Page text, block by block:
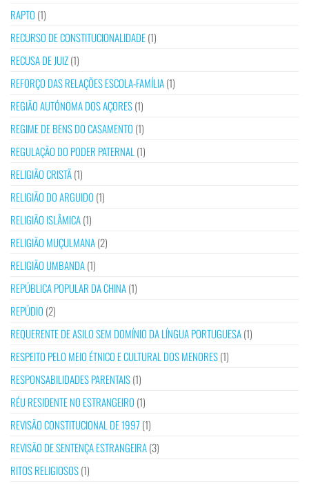
RAPTO (1)
RECURSO DE CONSTITUCIONALIDADE(1)
RECUSA DE JUIZ(1)
REFORÇO DAS RELAÇÕES ESCOLA-FAMÍLIA(1)
REGIÃO AUTÓNOMA DOS AÇORES(1)
REGIME DE BENS DO CASAMENTO (1)
REGULAÇÃO DO PODER PATERNAL(1)
RELIGIÃO CRISTÃ(1)
RELIGIÃO DO ARGUIDO (1)
RELIGIÃO ISLÂMICA(1)
RELIGIÃO MUÇULMANA(2)
RELIGIÃO UMBANDA(1)
REPÚBLICA POPULAR DA CHINA(1)
REPÚDIO (2)
REQUERENTE DE ASILO SEM DOMÍNIO DA LÍNGUA PORTUGUESA(1)
RESPEITO PELO MEIO ÉTNICO E CULTURAL DOS MENORES(1)
RESPONSABILIDADES PARENTAIS(1)
RÉU RESIDENTE NO ESTRANGEIRO (1)
REVISÃO CONSTITUCIONAL DE 1997 (1)
REVISÃO DE SENTENÇA ESTRANGEIRA(3)
RITOS RELIGIOSOS(1)